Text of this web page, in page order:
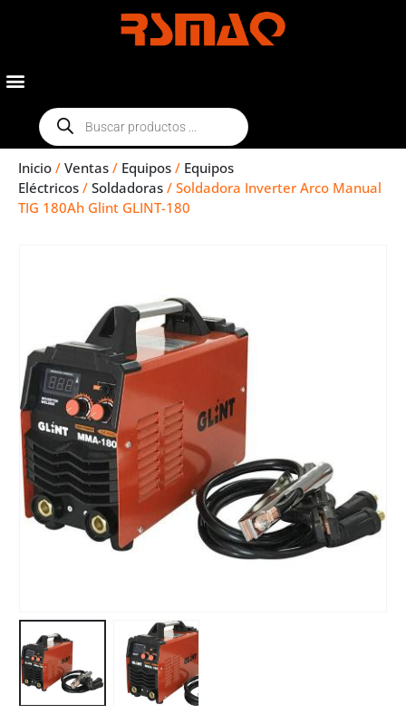
Inicio / Ventas / Equipos / Equipos
Eléctricos / Soldadoras / Soldadora Inverter Arco Manual
TIG 180Ah Glint GLINT-180